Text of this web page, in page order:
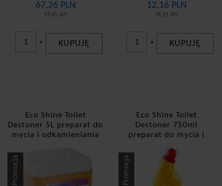
67,26 PLN
13,45 zł/l
- + KUPUJĘ
12,16 PLN
16,21 zł/l
- + KUPUJĘ
Eco Shine Toilet
Destoner 5L preparat do
mycia i odkamieniania
Promocja
Eco Shine Toilet
Destoner 750ml
preparat do mycia i
Promocja